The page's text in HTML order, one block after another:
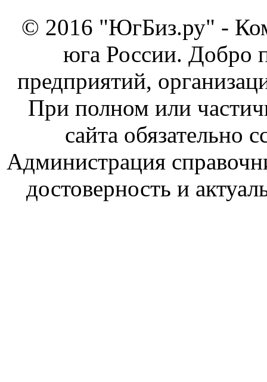
© 2016 "ЮгБиз.ру" -
юга России. Добро
предприятий,
При полном или
сайта обязательно
Администрация
достоверность и